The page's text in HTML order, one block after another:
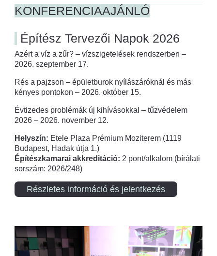
KONFERENCIAAJÁNLÓ
Építész Tervezői Napok 2026
Azért a víz a zűr? – vízszigetelések rendszerben –
2026. szeptember 17.
Rés a pajzson – épületburok nyílászáróknál és más
kényes pontokon – 2026. október 15.
Évtizedes problémák új kihívásokkal – tűzvédelem
2026 – 2026. november 12.
Helyszín: Etele Plaza Prémium Moziterem (1119
Budapest, Hadak útja 1.)
Építészkamarai akkreditáció: 2 pont/alkalom (bírálati
sorszám: 2026/248)
Részletes információ és jelentkezés